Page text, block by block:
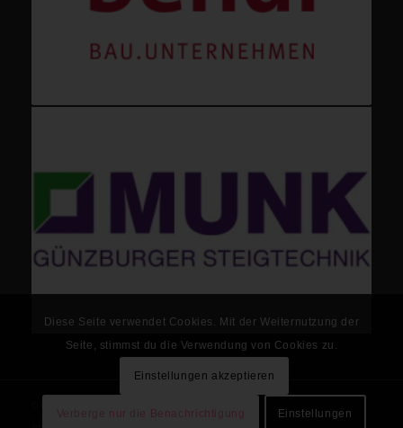
Diese Seite verwendet Cookies. Mit der Weiternutzung der
Seite, stimmst du die Verwendung von Cookies zu.
Einstellungen akzeptieren
Verberge nur die Benachrichtigung Einstellungen